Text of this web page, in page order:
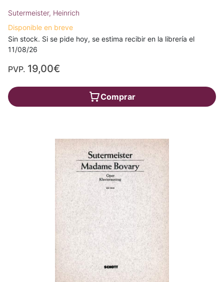
Sutermeister, Heinrich
Disponible en breve
Sin stock. Si se pide hoy, se estima recibir en la librería el
11/08/26
PVP. 19,00€
Comprar